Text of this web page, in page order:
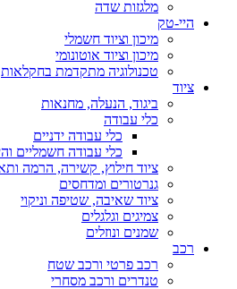
מלגזות שדה
היי-טק
מיכון וציוד חשמלי
מיכון וציוד אוטונומי
טכנולוגיה מתקדמת בחקלאות
ציוד
ביגוד, הנעלה, מחנאות
כלי עבודה
כלי עבודה ידניים
כלי עבודה חשמליים
ציוד חילוץ, קשירה, הרמה
גנרטורים ומדחסים
ציוד שאיבה, שטיפה וניקוי
צמיגים וגלגלים
שמנים ונוזלים
רכב
רכב פרטי ורכב שטח
טנדרים ורכב מסחרי